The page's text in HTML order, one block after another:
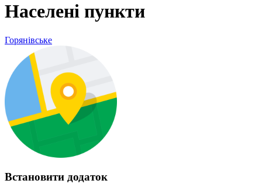
Населені пункти
Горянівське
Встановити додаток